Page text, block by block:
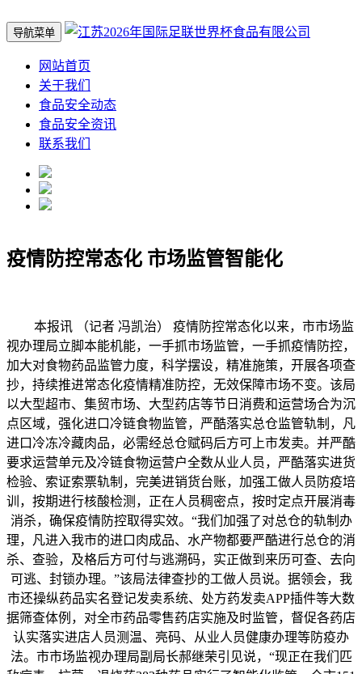
导航菜单
网站首页
关于我们
食品安全动态
食品安全资讯
联系我们
疫情防控常态化 市场监管智能化
本报讯 （记者 冯凯治） 疫情防控常态化以来，市市场监
视办理局立脚本能机能，一手抓市场监管，一手抓疫情防控，
加大对食物药品监管力度，科学摆设，精准施策，开展各项查
抄，持续推进常态化疫情精准防控，无效保障市场不变。该局
以大型超市、集贸市场、大型药店等节日消费和运营场合为沉
点区域，强化进口冷链食物监管，严酷落实总仓监管轨制，凡
进口冷冻冷藏肉品，必需经总仓赋码后方可上市发卖。并严酷
要求运营单元及冷链食物运营户全数从业人员，严酷落实进货
检验、索证索票轨制，完美进销货台账，加强工做人员防疫培
训，按期进行核酸检测，正在人员稠密点，按时定点开展消毒
消杀，确保疫情防控取得实效。“我们加强了对总仓的轨制办
理，凡进入我市的进口肉成品、水产物都要严酷进行总仓的消
杀、查验，及格后方可付与逃溯码，实正做到来历可查、去向
可逃、封锁办理。”该局法律查抄的工做人员说。据领会，我
市还操纵药品实名登记发卖系统、处方药发卖APP插件等大数
据筛查体例，对全市药品零售药店实施及时监管，督促各药店
认实落实进店人员测温、亮码、从业人员健康办理等防疫办
法。市市场监视办理局副局长郝继荣引见说，“现正在我们匹